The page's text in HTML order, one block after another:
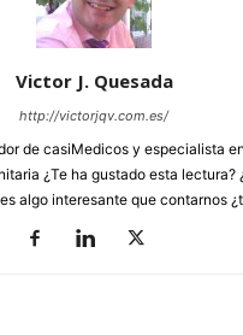
Victor J. Quesada
http://victorjqv.com.es/
de casiMedicos y especialista
¿Te ha gustado esta lectura?
algo interesante que contarnos